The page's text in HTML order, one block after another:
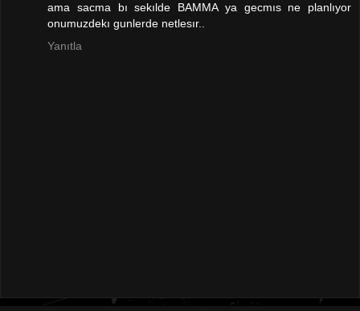
ama sacma bı sekılde BAMMA ya gecmıs ne planlıyor
onumuzdekı gunlerde netlesır..
Yanıtla